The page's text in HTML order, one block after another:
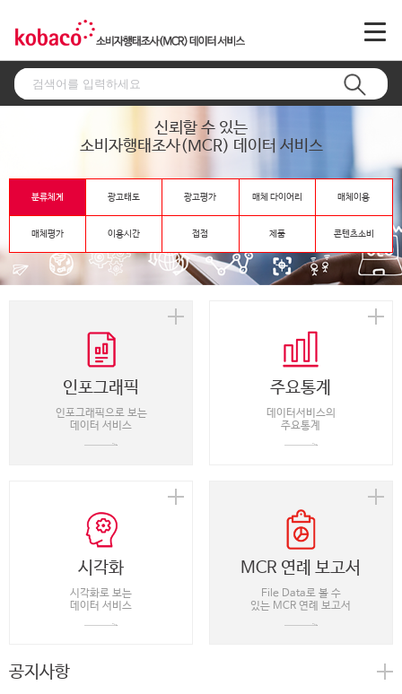
신뢰할 수 있는
소비자행태조사(MCR) 데이터 서비스
분류체계 광고태도 광고평가 매체 다이어리 매체이용
매체평가 이용시간 접점 제품 콘텐츠소비
인포그래픽
인포그래픽으로 보는
데이터 서비스
주요통계
데이터서비스의
주요통계
시각화
시각화로 보는
데이터 서비스
MCR 연례 보고서
File Data로 볼 수
있는 MCR 연례 보고서
공지사항